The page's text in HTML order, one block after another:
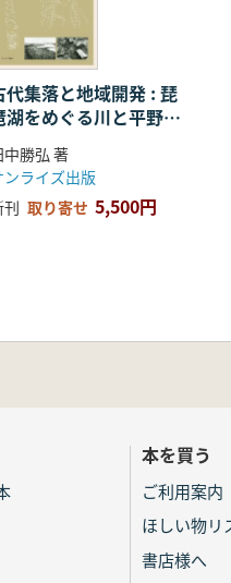
代集落と地域開発 : 琵
湖をめぐる川と平野と
中勝弘 著
ンライズ出版
刊 取り寄せ 5,500円
本を買う
ご利用案内
ほしい物リ
書店様へ